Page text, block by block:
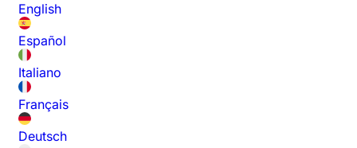
English
Español
Italiano
Français
Deutsch